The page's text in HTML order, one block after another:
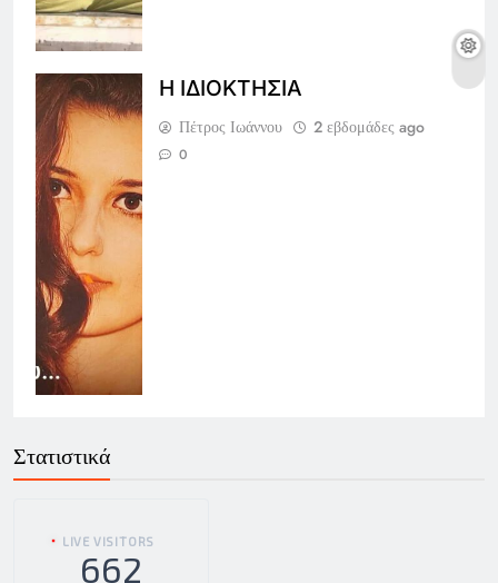
Η ΙΔΙΟΚΤΗΣΙΑ
Πέτρος Ιωάννου 2 εβδομάδες ago
0
Στατιστικά
LIVE VISITORS
662